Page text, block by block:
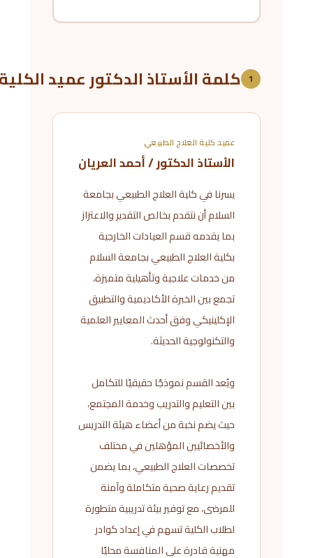
1 كلمة الأستاذ الدكتور عميد
عميد كلية العلاج الطبيعي
الأستاذ الدكتور / أحمد العريان
يسرنا في كلية العلاج الطبيعي بجامعة
السلام أن نتقدم بخالص التقدير والاعتزاز
بما يقدمه قسم العيادات الخارجية
بكلية العلاج الطبيعي بجامعة السلام
من خدمات علاجية وتأهيلية متميزة،
تجمع بين الخبرة الأكاديمية والتطبيق
الإكلينيكي وفق أحدث المعايير العلمية
والتكنولوجية الحديثة.
ويُعد القسم نموذجًا حقيقيًا للتكامل
بين التعليم والتدريب وخدمة المجتمع،
حيث يضم نخبة من أعضاء هيئة التدريس
والأخصائيين المؤهلين في مختلف
تخصصات العلاج الطبيعي، بما يضمن
تقديم رعاية صحية متكاملة وآمنة
للمرضى، مع توفير بيئة تدريبية متطورة
لطلاب الكلية تسهم في إعداد كوادر
مهنية قادرة على المنافسة محليًا